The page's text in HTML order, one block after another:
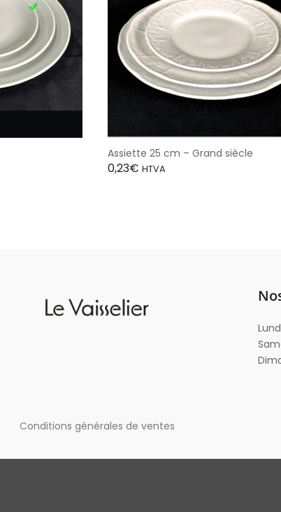
Assiette 25 cm – Grand siècle
0,23€ HTVA
Conditions générales de ventes